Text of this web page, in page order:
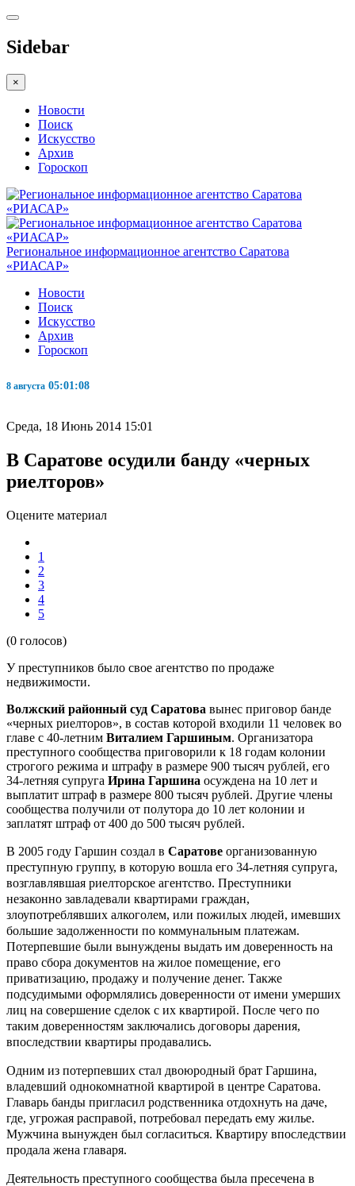
Sidebar
×
Новости
Поиск
Искусство
Архив
Гороскоп
Региональное информационное агентство Саратова
«РИАСАР»
Новости
Поиск
Искусство
Архив
Гороскоп
8 августа 05:01:08
Среда, 18 Июнь 2014 15:01
В Саратове осудили банду «черных
риелторов»
Оцените материал
1
2
3
4
5
(0 голосов)
У преступников было свое агентство по продаже
недвижимости.
Волжский районный суд Саратова вынес приговор банде
«черных риелторов», в состав которой входили 11 человек во
главе с 40-летним Виталием Гаршиным. Организатора
преступного сообщества приговорили к 18 годам колонии
строгого режима и штрафу в размере 900 тысяч рублей, его
34-летняя супруга Ирина Гаршина осуждена на 10 лет и
выплатит штраф в размере 800 тысяч рублей. Другие члены
сообщества получили от полутора до 10 лет колонии и
заплатят штраф от 400 до 500 тысяч рублей.
В 2005 году Гаршин создал в Саратове организованную
преступную группу, в которую вошла его 34-летняя супруга,
возглавлявшая риелторское агентство. Преступники
незаконно завладевали квартирами граждан,
злоупотреблявших алкоголем, или пожилых людей, имевших
большие задолженности по коммунальным платежам.
Потерпевшие были вынуждены выдать им доверенность на
право сбора документов на жилое помещение, его
приватизацию, продажу и получение денег. Также
подсудимыми оформлялись доверенности от имени умерших
лиц на совершение сделок с их квартирой. После чего по
таким доверенностям заключались договоры дарения,
впоследствии квартиры продавались.
Одним из потерпевших стал двоюродный брат Гаршина,
владевший однокомнатной квартирой в центре Саратова.
Главарь банды пригласил родственника отдохнуть на даче,
где, угрожая расправой, потребовал передать ему жилье.
Мужчина вынужден был согласиться. Квартиру впоследствии
продала жена главаря.
Деятельность преступного сообщества была пресечена в